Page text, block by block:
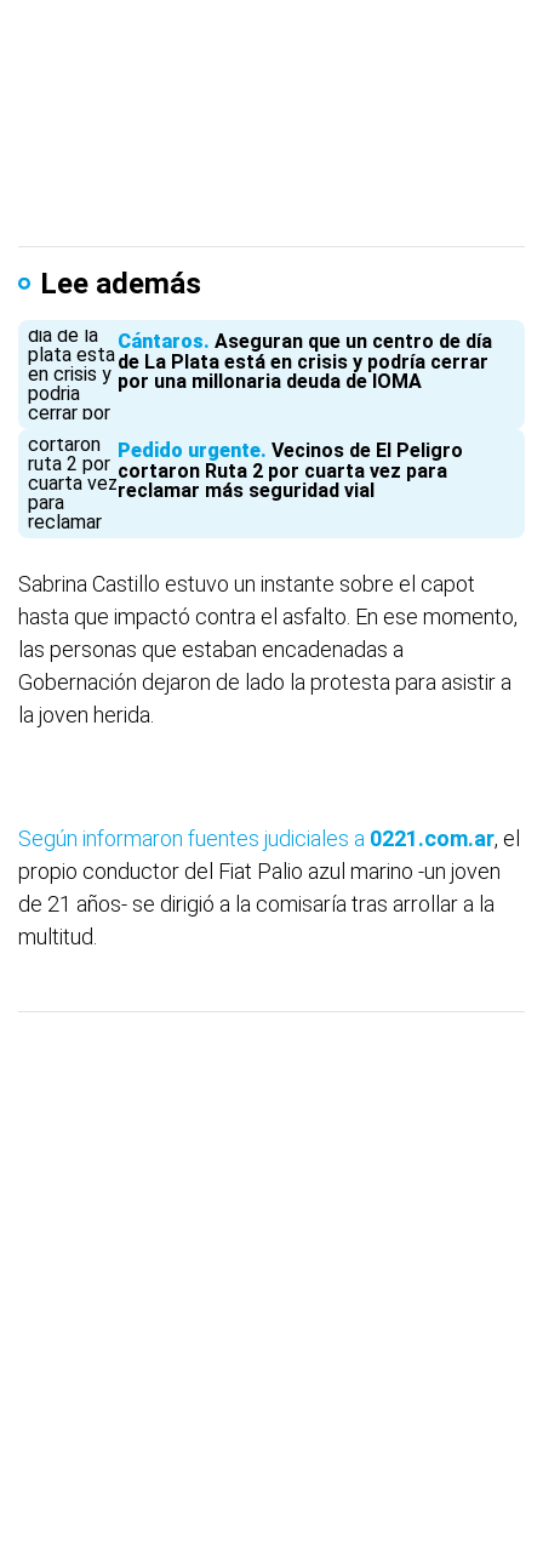
Lee además
Cántaros Aseguran que un centro de día
de La Plata está en crisis y podría cerrar
por una millonaria deuda de IOMA
Pedido urgente Vecinos de El Peligro
cortaron Ruta 2 por cuarta vez para
reclamar más seguridad vial
Sabrina Castillo estuvo un instante sobre el capot
hasta que impactó contra el asfalto. En ese momento,
las personas que estaban encadenadas a
Gobernación dejaron de lado la protesta para asistir a
la joven herida.
Según informaron fuentes judiciales a 0221.com.ar, el
propio conductor del Fiat Palio azul marino -un joven
de 21 años- se dirigió a la comisaría tras arrollar a la
multitud.